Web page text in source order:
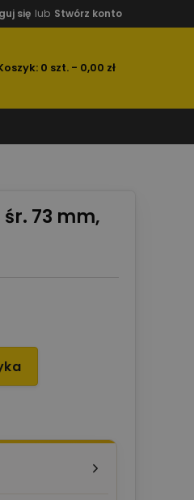
się lub Stwórz konto
0 szt. - 0,00 zł
73 mm,